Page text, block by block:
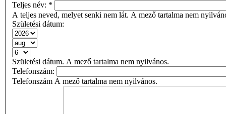
Teljes név: *
A teljes neved, melyet senki nem lát. A mező tartalma nem
Születési dátum:
Születési dátum. A mező tartalma nem nyilvános.
Telefonszám:
Telefonszám A mező tartalma nem nyilvános.